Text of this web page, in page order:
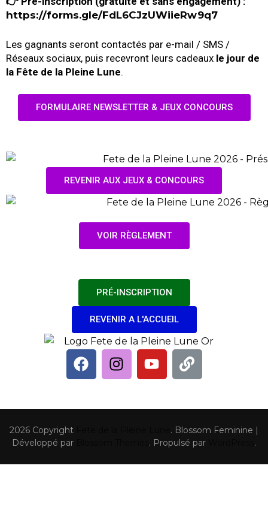
https://forms.gle/FdL6CJzUWiieRw9q7
Les gagnants seront contactés par e-mail / SMS /
Réseaux sociaux, puis recevront leurs cadeaux le jour de
la Fête de la Pleine Lune.
FORMULAIRE NEWSLETTER & JEUX CONCOURS
REVENIR AUX JEUX & CONCOURS
VOIR RÈGLEMENT
PRÉ-INSCRIPTION
REVENIR A L'ACCUEIL
2026 Copyright . Blossom Feminine |
Développé par
. Propulsé par .